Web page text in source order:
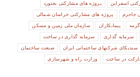
اسفراین پروژه های مشارکتی بجنورد
جاجرم پروژه های مشارکتی خراسان شمالی
پیمانکاران سازمان ملی زمین و مسکن
سرمایه گذاری سرمایه گذاری در ساخت
سندیکای شرکتهای ساختمانی ایران صنعت ساختمان
در ساخت وزارت راه و شهرسازی